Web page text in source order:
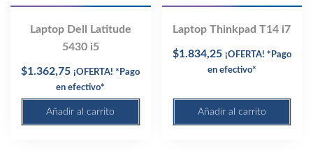
Laptop Dell Latitude
5430 i5
$1.362,75 ¡OFERTA! *Pago
en efectivo*
Añadir al carrito
Laptop Thinkpad T14 i7
$1.834,25 ¡OFERTA! *Pago
en efectivo*
Añadir al carrito